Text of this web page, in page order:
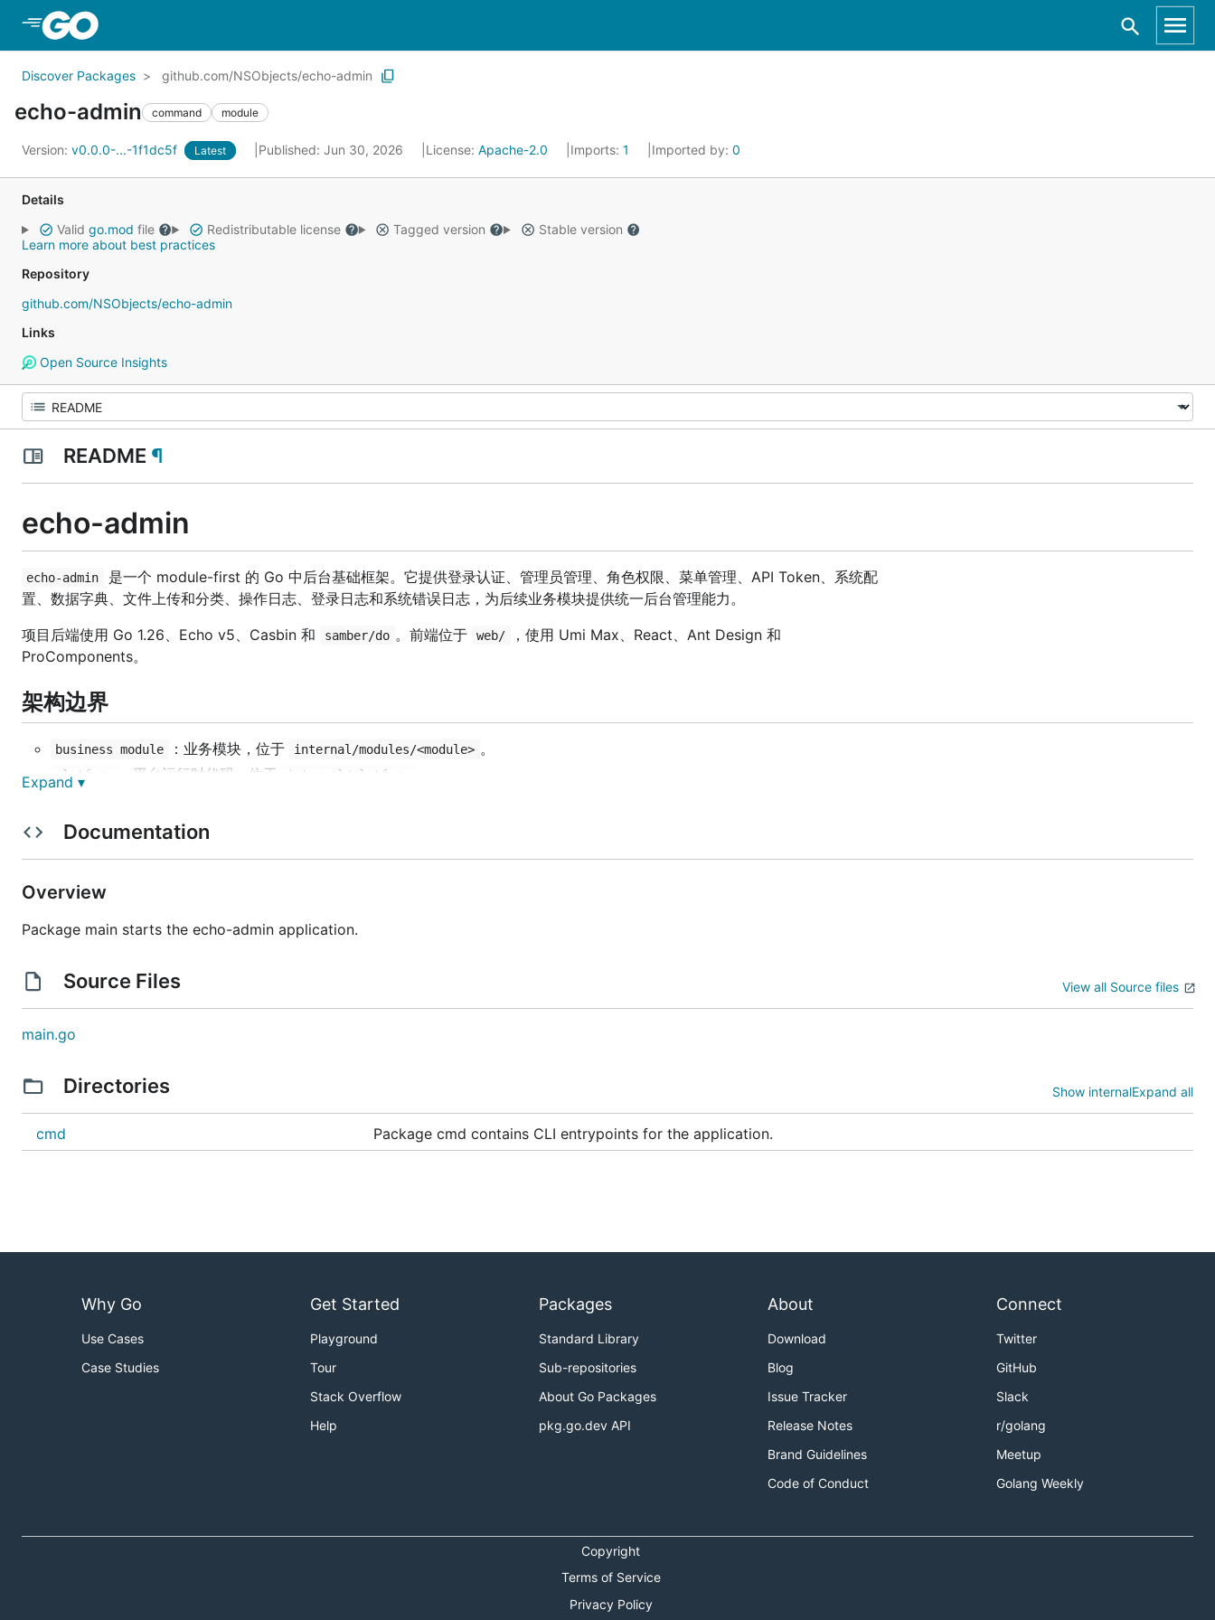
Discover Packages github.com/NSObjects/echo-admin
echo-admin command module
Version: v0.0.0-...-1f1dc5f Latest Published: Jun 30, 2026 License: Apache-2.0 Imports: 1 Imported by: 0
Details
Valid go.mod file Redistributable license Tagged version
Stable version
Learn more about best practices
Repository
github.com/NSObjects/echo-admin
Links
Open Source Insights
README ¶
echo-admin
echo-admin
是一个 module-first 的 Go 中后台基础框架。它提供登录认证、管理员管理、角色权限、菜单管理、API Token、系统配
置、数据字典、文件上传和分类、操作日志、登录日志和系统错误日志，为后续业务模块提供统一后台管理能力。
项目后端使用 Go 1.26、Echo v5、Casbin 和
samber/do 。前端位于 web/
，使用 Umi Max、React、Ant Design 和
ProComponents。
架构边界
business module ：业务模块，位于 internal/modules/<module> 。
platform ：平台运行时代码，位于 internal/platform
composition root ：启动装配层，位于
核心目录：
├── cmd/                         # CLI 入口，默认读取 configs/config.toml
├── internal/modules/auth/       # 登录会话、当前用户和授权判断
├── internal/modules/identity/   # 管理员管理
├── internal/modules/access/     # 角色权限和菜单管理
├── internal/modules/apitoken/    # API Token 管理和 token 认证
├── internal/modules/settings/   # 系统配置和数据字典
├── internal/modules/audit/      # 操作日志、登录日志和系统错误日志
├── internal/platform/           # HTTP runtime、配置、错误、请求响应、基础设施能力
├── web/                         # 前端中后台应用
├── k8s/                         # Kubernetes 示例
├── docker-compose.yaml          # 本地开发 Compose
internal/platform/server 不 import 业务模块。
快速开始
后端依赖 MySQL 存储。先启动本地 MySQL：
Expand ▾
Documentation
Overview
Package main starts the echo-admin application.
Source Files View all Source files
main.go
Directories Show internalExpand all
cmd Package cmd contains CLI entrypoints for the application.
Why Go
Use Cases
Case Studies
Get Started
Playground
Tour
Stack Overflow
Help
Packages
Standard Library
Sub-repositories
About Go Packages
pkg.go.dev API
About
Download
Blog
Issue Tracker
Release Notes
Brand Guidelines
Code of Conduct
Connect
Twitter
GitHub
Slack
r/golang
Meetup
Golang Weekly
Copyright
Terms of Service
Privacy Policy